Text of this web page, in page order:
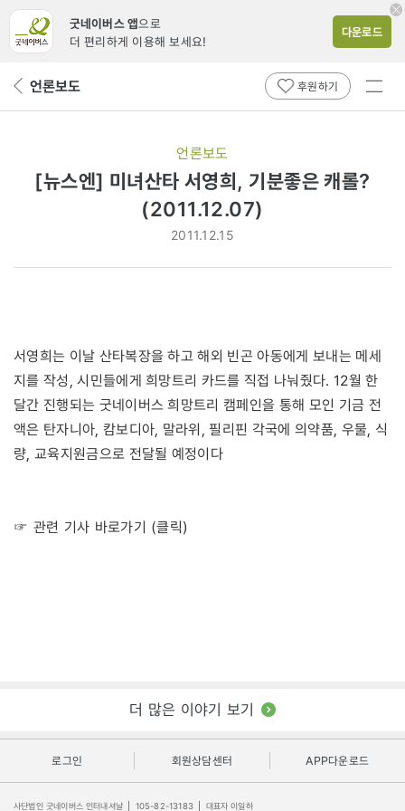
굿네이버스 앱으로
더 편리하게 이용해 보세요!
다운로드
뒤 언론보도 후원하기
전체
언론보도
[뉴스엔] 미녀산타 서영희, 기분좋은 캐롤?
(2011.12.07)
2011.12.15
서영희는 이날 산타복장을 하고 해외 빈곤 아동에게 보내는 메세
지를 작성, 시민들에게 희망트리 카드를 직접 나눠줬다. 12월 한
달간 진행되는 굿네이버스 희망트리 캠페인을 통해 모인 기금 전
액은 탄자니아, 캄보디아, 말라위, 필리핀 각국에 의약품, 우물, 식
량, 교육지원금으로 전달될 예정이다
☞ 관련 기사 바로가기 (클릭)
더 많은 이야기 보기
로그인 회원상담센터 APP다운로드
사단법인 굿네이버스 인터내셔날 105-82-13183 대표자 이일하